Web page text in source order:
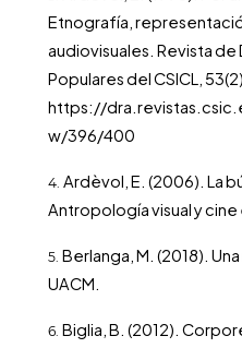
Etnografía,
audiovisuales. Revista
Populares del CSICL,
https://
w/396/400
Ardèvol, E. (2006). La
Antropología visual y
Berlanga, M. (2018).
UACM.
Biglia, B. (2012).